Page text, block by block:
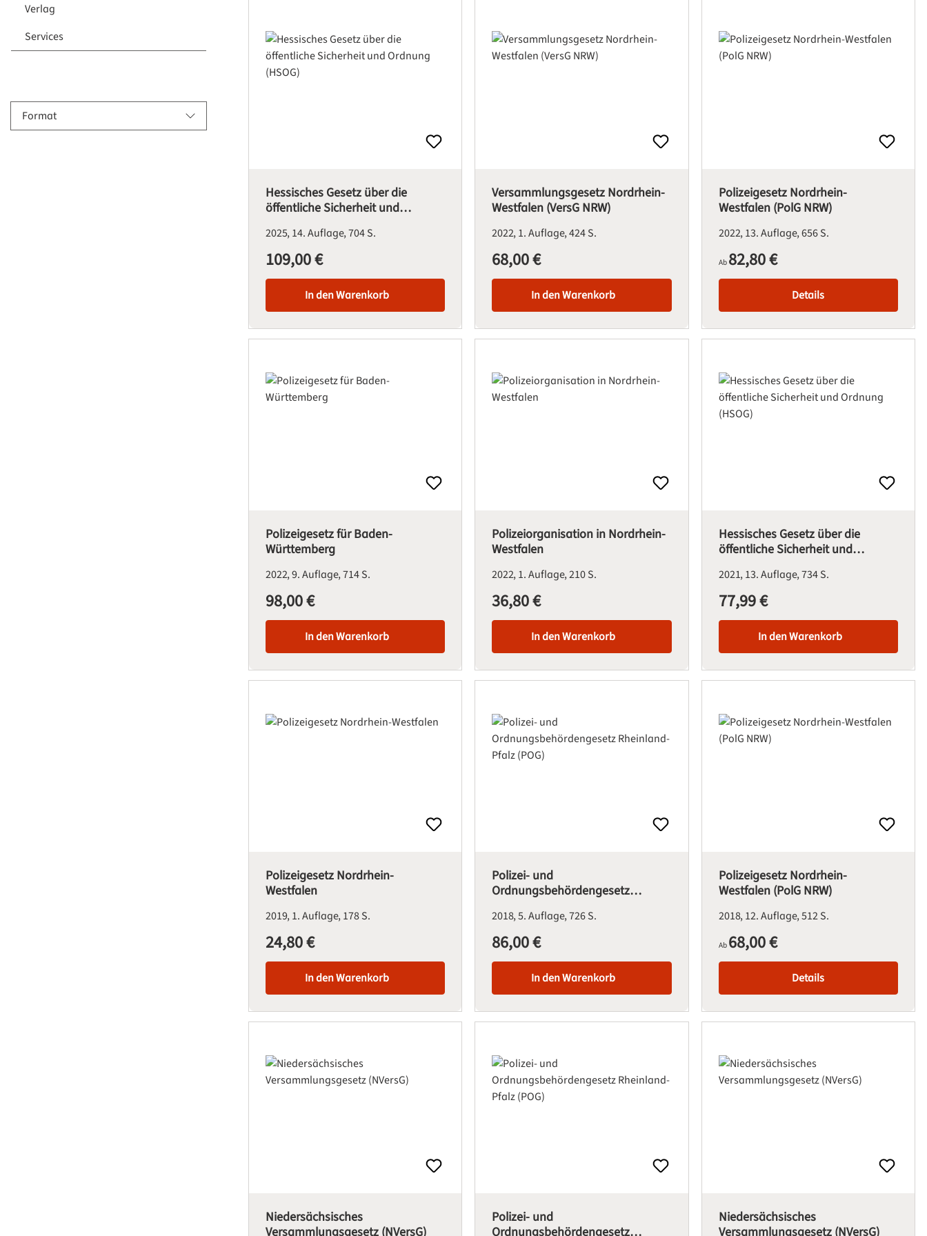
Verlag
Services
Format
Hessisches Gesetz über die
öffentliche Sicherheit und
202514. Auflage704 S.
Regulärer Preis:
109,00 €
In den Warenkorb
Versammlungsgesetz Nordrhein-
Westfalen (VersG NRW)
20221. Auflage424 S.
Regulärer Preis:
68,00 €
In den Warenkorb
Polizeigesetz Nordrhein-
Westfalen (PolG NRW)
202213. Auflage656 S.
Regulärer Preis:
Ab82,80 €
Details
Polizeigesetz für Baden-
Württemberg
20229. Auflage714 S.
Regulärer Preis:
98,00 €
In den Warenkorb
Polizeiorganisation in Nordrhein-
Westfalen
20221. Auflage210 S.
Regulärer Preis:
36,80 €
In den Warenkorb
Hessisches Gesetz über die
öffentliche Sicherheit und
202113. Auflage734 S.
Regulärer Preis:
77,99 €
In den Warenkorb
Polizeigesetz Nordrhein-
Westfalen
20191. Auflage178 S.
Regulärer Preis:
24,80 €
In den Warenkorb
Polizei- und
Ordnungsbehördengesetz
20185. Auflage726 S.
Regulärer Preis:
86,00 €
In den Warenkorb
Polizeigesetz Nordrhein-
Westfalen (PolG NRW)
201812. Auflage512 S.
Regulärer Preis:
Ab68,00 €
Details
Niedersächsisches
Versammlungsgesetz (NVersG)
Polizei- und
Ordnungsbehördengesetz
Niedersächsisches
Versammlungsgesetz (NVersG)